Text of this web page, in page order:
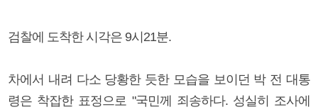
검찰에 도착한 시각은 9시21분.
차에서 내려 다소 당황한 듯한 모습을 보이던 박 전 대통
령은 착잡한 표정으로 "국민께 죄송하다. 성실히 조사에